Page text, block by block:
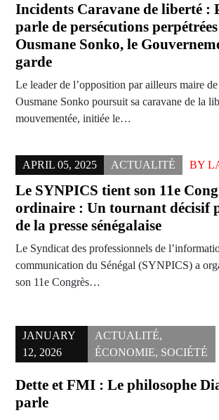
Incidents Caravane de liberté :
parle de persécutions
Ousmane Sonko, le
garde
Le leader de l’opposition par ailleurs maire
Ousmane Sonko poursuit sa caravane de la
mouvementée, initiée le…
APRIL 05, 2025 ACTUALITÉ BY
Le SYNPICS tient son 11e
ordinaire : Un tournant décisif
de la presse sénégalaise
Le Syndicat des professionnels de
communication du Sénégal (SYNPICS) a
son 11e Congrès…
JANUARY
12, 2026
ACTUALITÉ,
ÉCONOMIE, SOCIÉTÉ
Dette et FMI : Le philosophe
parle